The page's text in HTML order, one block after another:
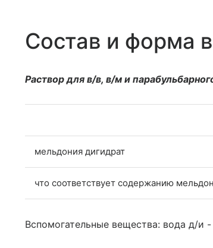
Состав и форма
Раствор для в/в, в/м и
мельдония дигидрат
что соответствует содержанию
Вспомогательные вещества: вода д/и